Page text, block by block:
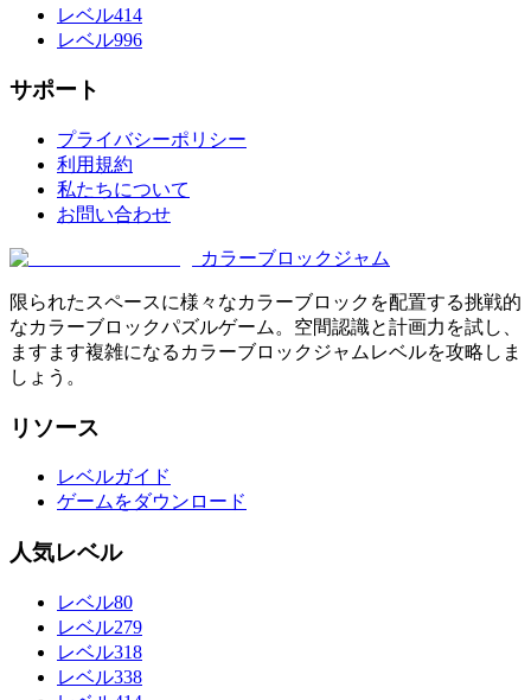
レベル414
レベル996
サポート
プライバシーポリシー
利用規約
私たちについて
お問い合わせ
カラーブロックジャム
限られたスペースに様々なカラーブロックを配置する挑戦的
なカラーブロックパズルゲーム。空間認識と計画力を試し、
ますます複雑になるカラーブロックジャムレベルを攻略しま
しょう。
リソース
レベルガイド
ゲームをダウンロード
人気レベル
レベル80
レベル279
レベル318
レベル338